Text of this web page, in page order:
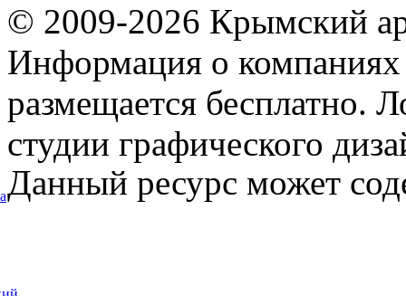
© 2009-2026 Крымский
Информация о компаниях
размещается бесплатно.
студии графического
Данный ресурс может